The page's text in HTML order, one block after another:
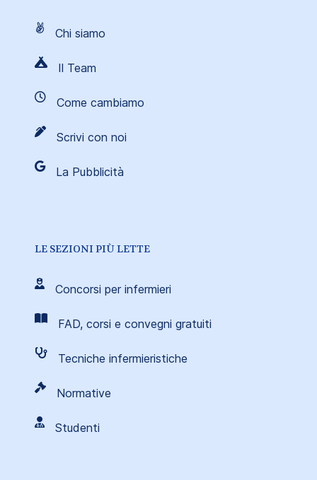
Chi siamo
Il Team
Come cambiamo
Scrivi con noi
La Pubblicità
LE SEZIONI PIÙ LETTE
Concorsi per infermieri
FAD, corsi e convegni gratuiti
Tecniche infermieristiche
Normative
Studenti